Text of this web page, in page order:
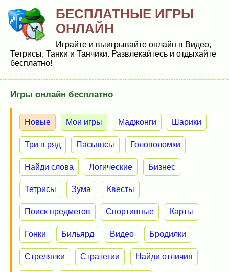
БЕСПЛАТНЫЕ ИГРЫ
ОНЛАЙН
Играйте и выигрывайте онлайн в Видео,
Тетрисы, Танки и Танчики. Развлекайтесь и отдыхайте
бесплатно!
Игры онлайн бесплатно
Новые Мои игры Маджонги Шарики
Три в ряд Пасьянсы Головоломки
Найди слова Логические Бизнес
Тетрисы Зума Квесты
Поиск предметов Спортивные Карты
Гонки Бильярд Видео Бродилки
Стрелялки Стратегии Найди отличия